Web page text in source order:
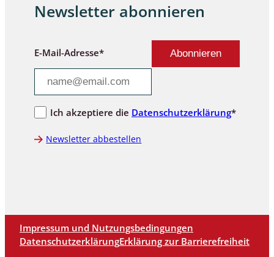
Newsletter abonnieren
E-Mail-Adresse*
Ich akzeptiere die Datenschutzerklärung*
Newsletter abbestellen
Impressum und Nutzungsbedingungen
DatenschutzerklärungErklärung zur Barrierefreiheit